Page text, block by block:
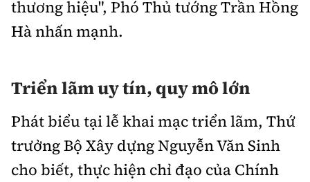
thương hiệu", Phó Thủ tướng Trần Hồng
Hà nhấn mạnh.
Triển lãm uy tín, quy mô lớn
Phát biểu tại lễ khai mạc triển lãm, Thứ
trưởng Bộ Xây dựng Nguyễn Văn Sinh
cho biết, thực hiện chỉ đạo của Chính